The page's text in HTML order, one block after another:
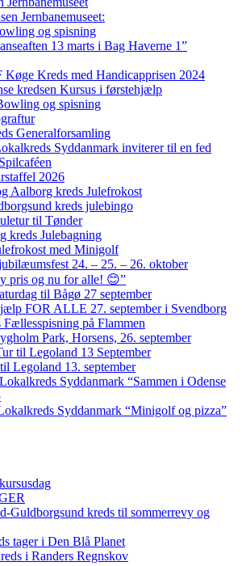
Jernbanemuseet:
og spisning
13 marts i Bag Haverne 1”
Kreds med Handicapprisen 2024
kredsen Kursus i førstehjælp
og spisning
Generalforsamling
Syddanmark inviterer til en fed
2026
Aalborg kreds Julefrokost
kreds julebingo
til Tønder
kreds Julebagning
med Minigolf
24. – 25. – 26. oktober
pris og nu for alle! 😊”
til Bågø 27 september
FOR ALLE 27. september i Svendborg
på Flammen
Park, Horsens, 26. september
til Legoland 13 September
Legoland 13. september
Syddanmark “Sammen i Odense
Syddanmark “Minigolf og pizza”
Guldborgsund kreds til sommerrevy og
tager i Den Blå Planet
i Randers Regnskov